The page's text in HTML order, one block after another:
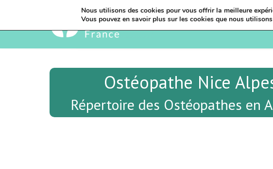
Ostéopathe Nice
Répertoire des Ostéopathes en
Nous utilisons des cookies pour vous offrir la meilleure
Vous pouvez en savoir plus sur les cookies que nous